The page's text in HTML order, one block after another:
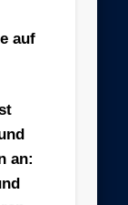
auf
an: